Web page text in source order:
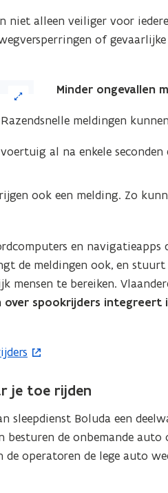
niet alleen veiliger voor
of
Minder ongevallen
meldingen
al na enkele seconden
ook een melding. Zo
en navigatieapps
de meldingen ook, en
mensen te bereiken.
spookrijders integreert
je toe rijden
sleepdienst Boluda een
de onbemande auto
operatoren de lege auto